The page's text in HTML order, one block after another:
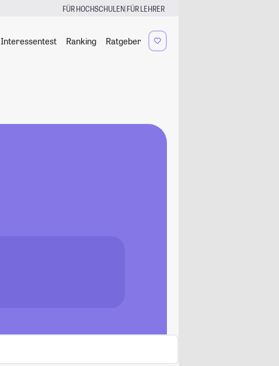
FÜR HOCHSCHULEN|FÜR LEHRER
Interessentest Ranking Ratgeber